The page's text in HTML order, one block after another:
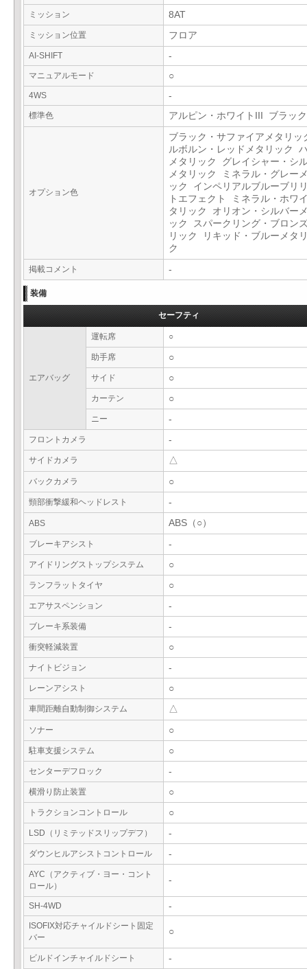
ミッション 8AT
ミッション位置 フロア
AI-SHIFT -
マニュアルモード ○
4WS -
標準色 アルピン・ホワイトIII ブラッ
オプション色
ブラック・サファイアメタリ
ルボルン・レッドメタリック
メタリック グレイシャー・シ
メタリック ミネラル・グレー
ック インペリアルブルーブリ
トエフェクト ミネラル・ホワ
タリック オリオン・シルバー
ック スパークリング・ブロン
リック リキッド・ブルーメタ
ク
掲載コメント -
装備
セーフティ
エアバッグ
運転席 ○
助手席 ○
サイド ○
カーテン ○
ニー -
フロントカメラ -
サイドカメラ △
バックカメラ ○
頸部衝撃緩和ヘッドレスト -
ABS ABS（○）
ブレーキアシスト -
アイドリングストップシステム ○
ランフラットタイヤ ○
エアサスペンション -
ブレーキ系装備 -
衝突軽減装置 ○
ナイトビジョン -
レーンアシスト ○
車間距離自動制御システム △
ソナー ○
駐車支援システム ○
センターデフロック -
横滑り防止装置 ○
トラクションコントロール ○
LSD（リミテッドスリップデフ） -
ダウンヒルアシストコントロール -
AYC（アクティブ・ヨー・コント
ロール）
-
SH-4WD -
ISOFIX対応チャイルドシート固定
バー
○
ビルドインチャイルドシート -